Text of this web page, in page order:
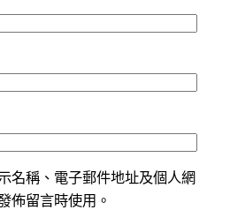
名稱、電子郵件地址及個人網
佈留言時使用。